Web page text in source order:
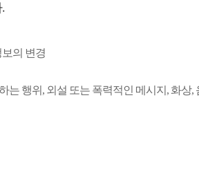
의 변경
는 행위, 외설 또는 폭력적인 메시지, 화상